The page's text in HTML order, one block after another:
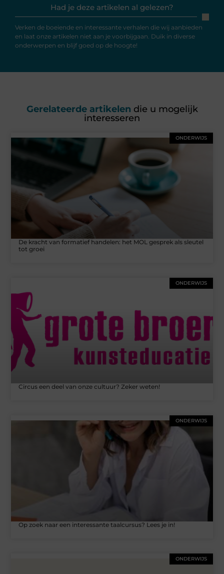
Had je deze artikelen al gelezen?
Verken de boeiende en interessante verhalen die wij aanbieden
en laat onze artikelen niet aan je voorbijgaan. Duik in diverse
onderwerpen en blijf goed op de hoogte!
Gerelateerde artikelen die u mogelijk
interesseren
ONDERWIJS
De kracht van formatief handelen: het MOL gesprek als sleutel
tot groei
ONDERWIJS
Circus een deel van onze cultuur? Zeker weten!
ONDERWIJS
Op zoek naar een interessante taalcursus? Lees je in!
ONDERWIJS